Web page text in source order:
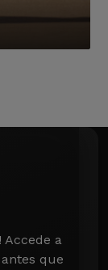
Accede a
que